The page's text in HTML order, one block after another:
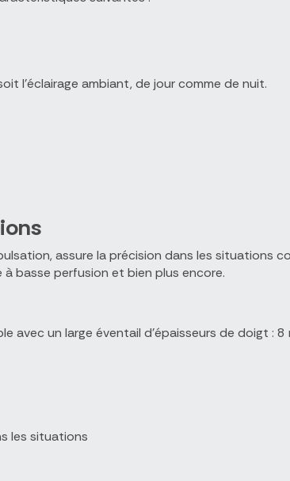
l’éclairage ambiant, de jour comme de nuit.
assure la précision dans les situations
basse perfusion et bien plus encore.
un large éventail d’épaisseurs de doigt : 8
les situations